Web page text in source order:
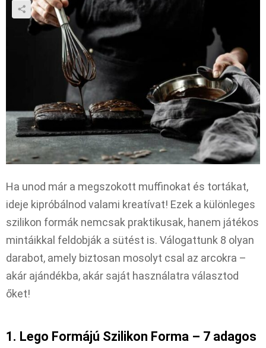
Ha unod már a megszokott muffinokat és tortákat,
ideje kipróbálnod valami kreatívat! Ezek a különleges
szilikon formák nemcsak praktikusak, hanem játékos
mintáikkal feldobják a sütést is. Válogattunk 8 olyan
darabot, amely biztosan mosolyt csal az arcokra –
akár ajándékba, akár saját használatra választod
őket!
1. Lego Formájú Szilikon Forma – 7 adagos